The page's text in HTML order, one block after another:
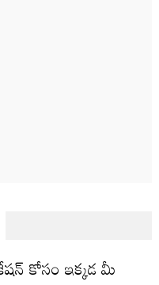
కోసం ఇక్కడ మీ